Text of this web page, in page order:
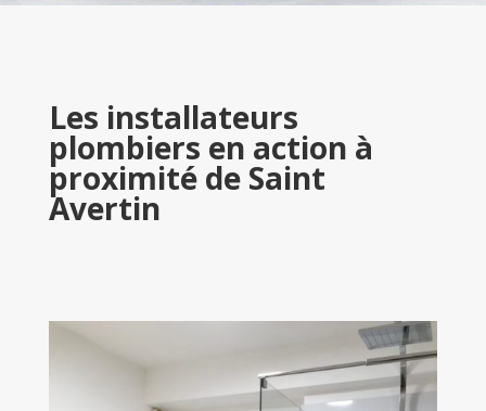
Les installateurs
plombiers en action à
proximité de Saint
Avertin